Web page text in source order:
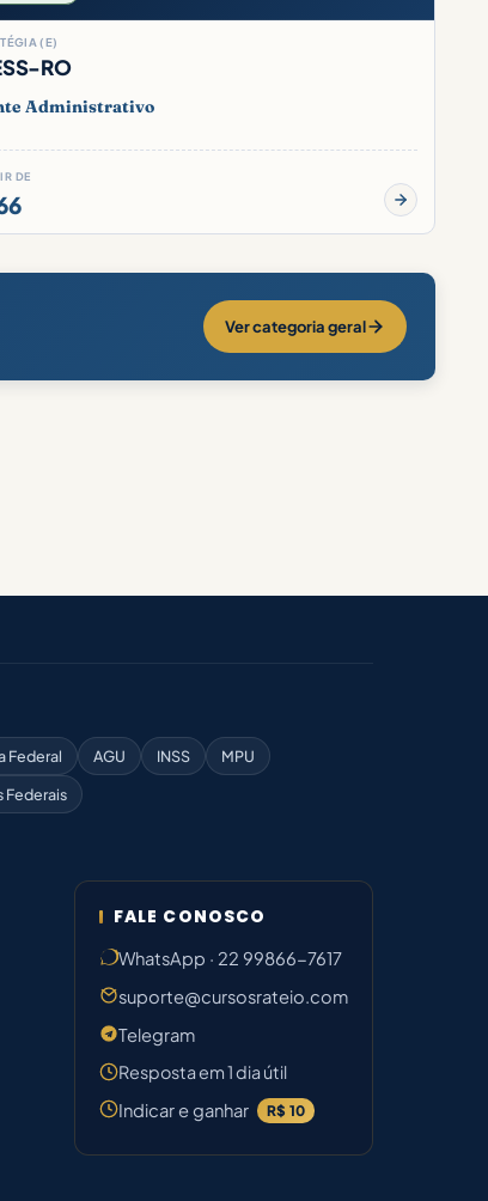
(E)
RO
Administrativo
DE
Ver categoria geral
Federal AGU INSS
MPU
Federais
FALE CONOSCO
WhatsApp · 22 99866-7617
suporte@cursosrateio.com
Telegram
Resposta em 1 dia útil
Indicar e ganhar
R$ 10